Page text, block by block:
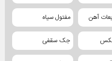
آهن مفتول سیاه
جک سقفی